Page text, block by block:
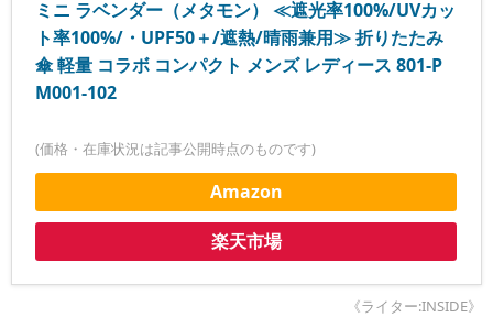
ミニ ラベンダー（メタモン） ≪遮光率100%/UVカッ
ト率100%/・UPF50＋/遮熱/晴雨兼用≫ 折りたたみ
傘 軽量 コラボ コンパクト メンズ レディース 801-P
M001-102
(価格・在庫状況は記事公開時点のものです)
Amazon
楽天市場
《ライター:INSIDE》